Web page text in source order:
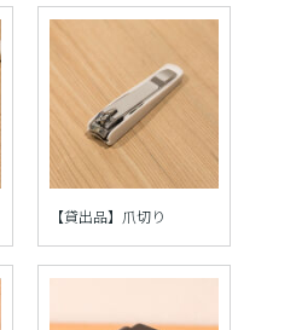
【貸出品】爪切り